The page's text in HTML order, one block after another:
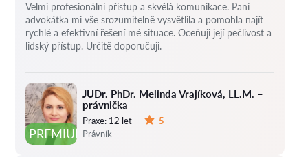
PREMIUM
JUDr. PhDr. Melinda Vrajíková, LL.M. –
právnička
Praxe: 12 let
5
Právník
Velmi profesionální přístup a skvělá komunikace. Paní
advokátka mi vše srozumitelně vysvětlila a pomohla najít
rychlé a efektivní řešení mé situace. Oceňuji její pečlivost a
lidský přístup. Určitě doporučuji.